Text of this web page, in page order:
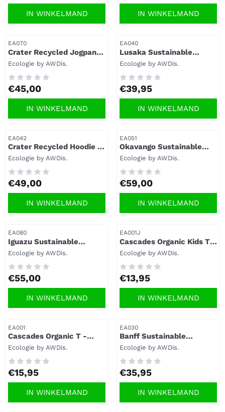
IN WINKELMAND IN WINKELMAND
Artikelnummer
EA070
Crater Recycled Jogpants
EA070 – Duurzaam en
comfortabel.
Merk:
Ecologie by AWDis.
Prijs: 45,00
€45,00
IN WINKELMAND
Artikelnummer
EA040
Lusaka Sustainable
Hoodie - EA040.
Merk:
Ecologie by AWDis.
Prijs: 39,95
€39,95
IN WINKELMAND
Artikelnummer
EA042
Crater Recycled Hoodie -
EA042.
Merk:
Ecologie by AWDis.
Prijs: 49,00
€49,00
IN WINKELMAND
Artikelnummer
EA051
Okavango Sustainable
Zoodie EA051 - Uniseks.
Merk:
Ecologie by AWDis.
Prijs: 59,00
€59,00
IN WINKELMAND
Artikelnummer
EA080
Iguazu Sustainable
Knitted Hoodies - EA080.
Merk:
Ecologie by AWDis.
Prijs: 55,00
€55,00
IN WINKELMAND
Artikelnummer
EA001J
Cascades Organic Kids T-
shirt EA001J | BBshirts
Merk:
Ecologie by AWDis.
Prijs: 13,95
€13,95
IN WINKELMAND
Artikelnummer
EA001
Cascades Organic T -
EA001.
Merk:
Ecologie by AWDis.
Prijs: 15,95
€15,95
IN WINKELMAND
Artikelnummer
EA030
Banff Sustainable
Sweater - EA030.
Merk:
Ecologie by AWDis.
Prijs: 35,95
€35,95
IN WINKELMAND